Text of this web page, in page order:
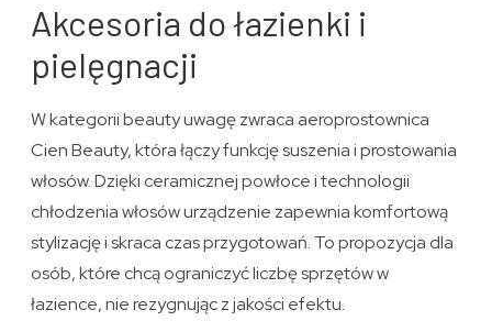
Akcesoria do łazienki i
pielęgnacji
W kategorii beauty uwagę zwraca aeroprostownica
Cien Beauty, która łączy funkcję suszenia i prostowania
włosów. Dzięki ceramicznej powłoce i technologii
chłodzenia włosów urządzenie zapewnia komfortową
stylizację i skraca czas przygotowań. To propozycja dla
osób, które chcą ograniczyć liczbę sprzętów w
łazience, nie rezygnując z jakości efektu.